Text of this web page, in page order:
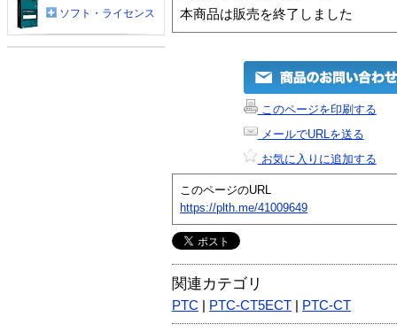
本商品は販売を終了しました
このページを印刷する
メールでURLを送る
お気に入りに追加する
このページのURL
https://plth.me/41009649
関連カテゴリ
PTC PTC-CT5ECT PTC-CT
ソフト・ライセンス